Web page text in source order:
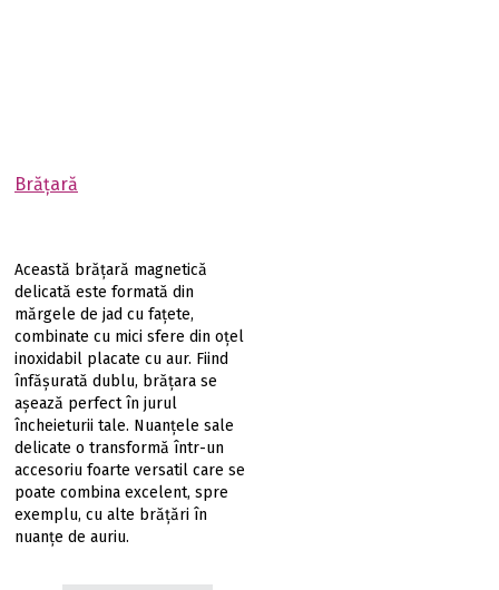
Brăţară
Această brățară magnetică
delicată este formată din
mărgele de jad cu fațete,
combinate cu mici sfere din oțel
inoxidabil placate cu aur. Fiind
înfășurată dublu, brățara se
așează perfect în jurul
încheieturii tale. Nuanţele sale
delicate o transformă într-un
accesoriu foarte versatil care se
poate combina excelent, spre
exemplu, cu alte brățări în
nuanţe de auriu.